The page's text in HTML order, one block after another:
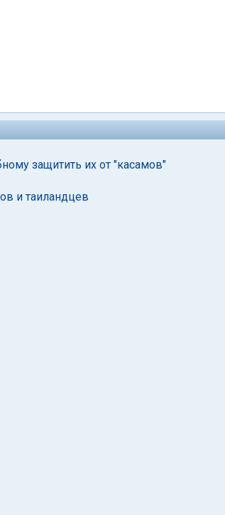
защитить их от "касамов"
и таиландцев